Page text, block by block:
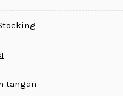
tangan